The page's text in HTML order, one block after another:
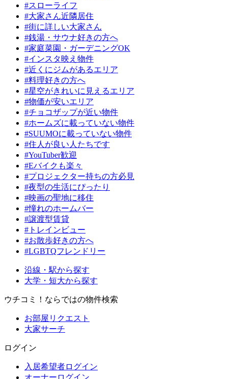
#スローライフ
#大家さん近隣居住
#街に詳しい大家さん
#銭湯・サウナ好きの方へ
#家庭菜園・ガーデニングOK
#インスタ映え物件
#近くにジムがあるエリア
#料理好きの方へ
#星空がきれいに見えるエリア
#物価が安いエリア
#チョコザップが近い物件
#ホームズに載っていない物件
#SUUMOに載っていない物件
#住人が良い人たちです
#YouTuber歓迎
#Eバイクも楽々
#プロジェクター持ちの方必見
#夜型の生活にぴったり
#映画の聖地に移住
#憧れのホームバー
#譲渡型賃貸
#トレインビュー
#お散歩好きの方へ
#LGBTQフレンドリー
沿線・駅から探す
大学・短大から探す
ウチコミ！ならではの物件検索
お部屋リクエスト
大家サーチ
ログイン
入居希望者ログイン
オーナーログイン